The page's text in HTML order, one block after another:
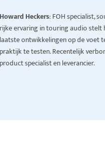
Howard Heckers: FOH specialist,
rijke ervaring in touring audio stelt
laatste ontwikkelingen op de voet
praktijk te testen. Recentelijk
product specialist en leverancier.